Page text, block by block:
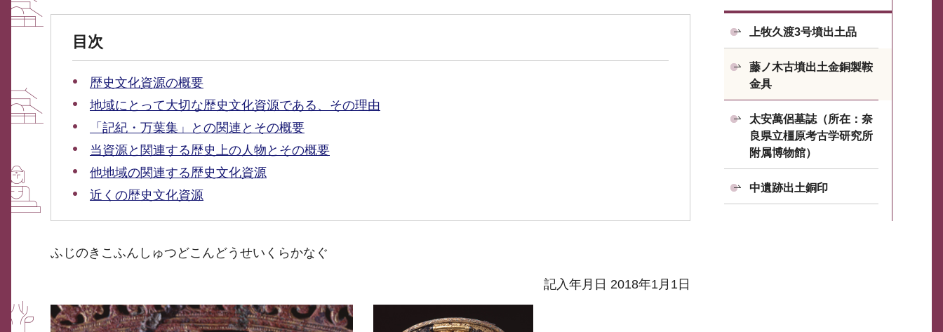
目次
歴史文化資源の概要
地域にとって大切な歴史文化資源である、その理由
「記紀・万葉集」との関連とその概要
当資源と関連する歴史上の人物とその概要
他地域の関連する歴史文化資源
近くの歴史文化資源
ふじのきこふんしゅつどこんどうせいくらかなぐ
記入年月日 2018年1月1日
上牧久渡3号墳出土品
藤ノ木古墳出土金銅製鞍
金具
太安萬侶墓誌（所在：奈
良県立橿原考古学研究所
附属博物館）
中遺跡出土銅印